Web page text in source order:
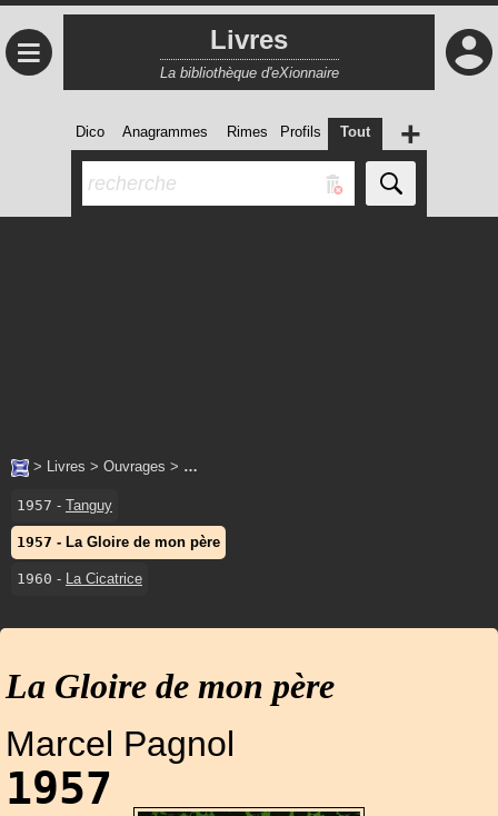
≡ Livres
La bibliothèque d'eXionnaire
Dico Anagrammes Rimes Profils Tout +
> Livres > Ouvrages > …
1957 - Tanguy
1957 - La Gloire de mon père
1960 - La Cicatrice
La Gloire de mon père
Marcel Pagnol
1957